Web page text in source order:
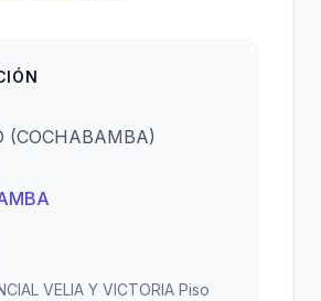
(COCHABAMBA)
VELIA Y VICTORIA Piso